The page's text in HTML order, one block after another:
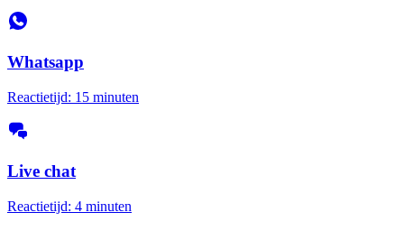
Whatsapp
Reactietijd: 15 minuten
Live chat
Reactietijd: 4 minuten